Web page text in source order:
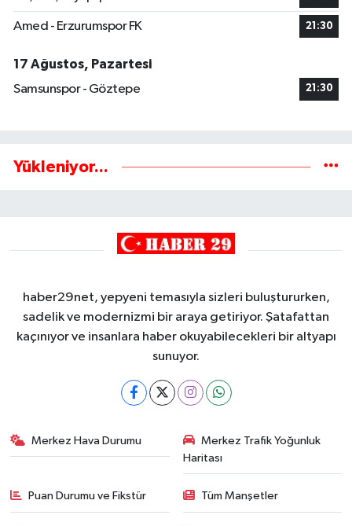
Amed - Erzurumspor FK 21:30
17 Ağustos, Pazartesi
Samsunspor - Göztepe
21:30
Yükleniyor...
haber29net, yepyeni temasıyla sizleri buluştururken,
sadelik ve modernizmi bir araya getiriyor. Şatafattan
kaçınıyor ve insanlara haber okuyabilecekleri bir altyapı
sunuyor.
Merkez Hava Durumu
Merkez Trafik Yoğunluk
Haritası
Puan Durumu ve Fikstür Tüm Manşetler